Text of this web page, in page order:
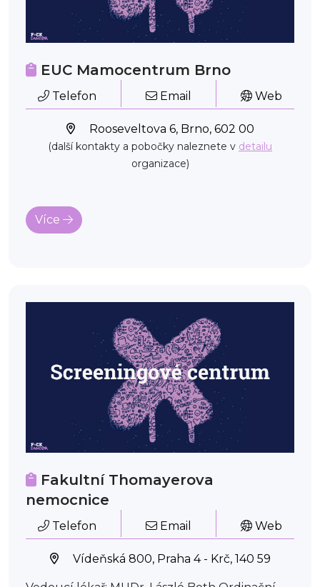
EUC Mamocentrum Brno
Telefon Email Web
Rooseveltova 6, Brno, 602 00
(další kontakty a pobočky naleznete v detailu
organizace)
Více
Fakultní Thomayerova
nemocnice
Telefon Email Web
Vídeňská 800, Praha 4 - Krč, 140 59